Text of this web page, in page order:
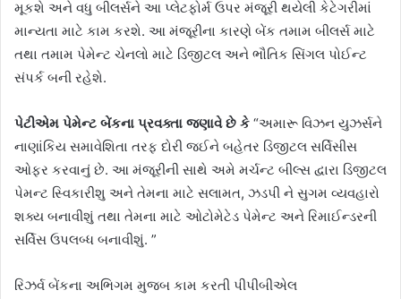
મૂકશે અને વધુ બીલર્સને આ પ્લેટફોર્મ ઉપર મંજૂરી થયેલી કેટેગરીમાં
માન્યતા માટે કામ કરશે. આ મંજૂરીના કારણે બેંક તમામ બીલર્સ માટે
તથા તમામ પેમેન્ટ ચેનલો માટે ડિજીટલ અને ભૌતિક સિંગલ પોઈન્ટ
સંપર્ક બની રહેશે.
પેટીએમ પેમેન્ટ બેંકના પ્રવક્તા જણાવે છે કે “અમારૂ વિઝન યુઝર્સને
નાણાંકિય સમાવેશિતા તરફ દોરી જઈને બહેતર ડિજીટલ સર્વિસીસ
ઓફર કરવાનું છે. આ મંજૂરીની સાથે અમે મર્ચન્ટ બીલ્સ દ્વારા ડિજીટલ
પેમન્ટ સ્વિકારીશુ અને તેમના માટે સલામત, ઝડપી ને સુગમ વ્યવહારો
શક્ય બનાવીશું તથા તેમના માટે ઓટોમેટેડ પેમેન્ટ અને રિમાઈન્ડરની
સર્વિસ ઉપલબ્ધ બનાવીશું. ”
રિઝર્વ બેંકના અભિગમ મુજબ કામ કરતી પીપીબીએલ